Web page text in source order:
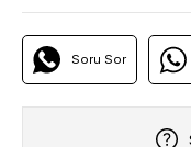
Soru Sor